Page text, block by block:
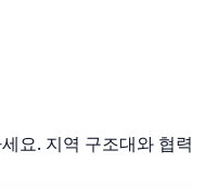
요. 지역 구조대와 협력